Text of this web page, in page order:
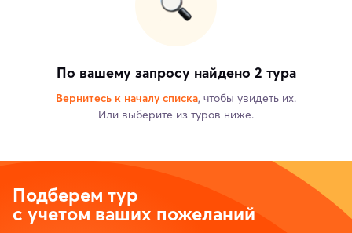
По вашему запросу найдено 2 тура
Вернитесь к началу списка, чтобы увидеть их.
Или выберите из туров ниже.
Подберем тур
с учетом ваших пожеланий